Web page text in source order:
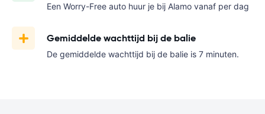
Een Worry-Free auto huur je bij Alamo vanaf per dag
Gemiddelde wachttijd bij de balie
De gemiddelde wachttijd bij de balie is 7 minuten.